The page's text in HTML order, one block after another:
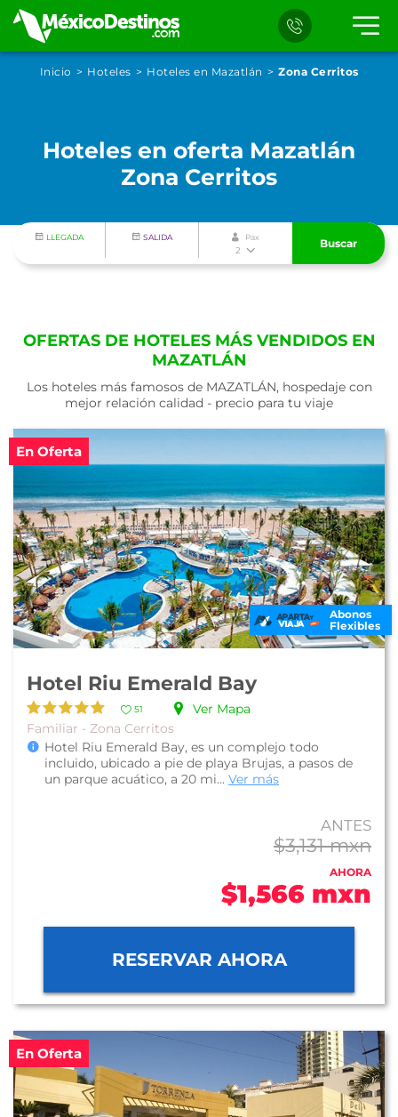
Inicio Hoteles Hoteles en Mazatlán Zona Cerritos
Hoteles en oferta Mazatlán
Zona Cerritos
LLEGADA SALIDA Pax
2
Buscar
OFERTAS DE HOTELES MÁS VENDIDOS EN
MAZATLÁN
Los hoteles más famosos de MAZATLÁN, hospedaje con
mejor relación calidad - precio para tu viaje
En Oferta
Abonos
Flexibles
Hotel Riu Emerald Bay
51
Ver Mapa
Familiar - Zona Cerritos
Hotel Riu Emerald Bay, es un complejo todo
incluido, ubicado a pie de playa Brujas, a pasos de
un parque acuático, a 20 mi... Ver más
ANTES
$3,131 mxn
AHORA
$1,566 mxn
RESERVAR AHORA
En Oferta